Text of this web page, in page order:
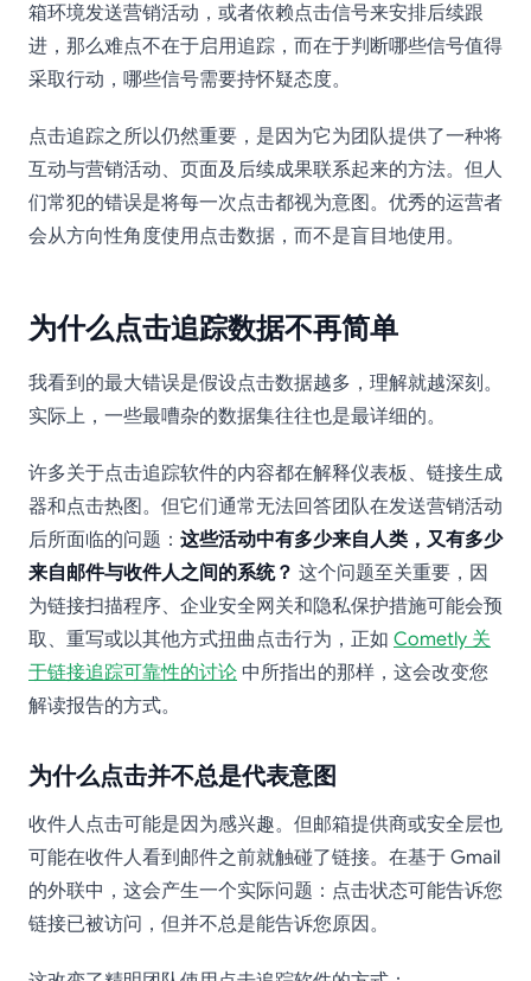
箱环境发送营销活动，或者依赖点击信号来安排后续跟
进，那么难点不在于启用追踪，而在于判断哪些信号值得
采取行动，哪些信号需要持怀疑态度。
点击追踪之所以仍然重要，是因为它为团队提供了一种将
互动与营销活动、页面及后续成果联系起来的方法。但人
们常犯的错误是将每一次点击都视为意图。优秀的运营者
会从方向性角度使用点击数据，而不是盲目地使用。
为什么点击追踪数据不再简单
我看到的最大错误是假设点击数据越多，理解就越深刻。
实际上，一些最嘈杂的数据集往往也是最详细的。
许多关于点击追踪软件的内容都在解释仪表板、链接生成
器和点击热图。但它们通常无法回答团队在发送营销活动
后所面临的问题： 这些活动中有多少来自人类，又有多少
来自邮件与收件人之间的系统？ 这个问题至关重要，因
为链接扫描程序、企业安全网关和隐私保护措施可能会预
取、重写或以其他方式扭曲点击行为，正如 Cometly 关
于链接追踪可靠性的讨论 中所指出的那样，这会改变您
解读报告的方式。
为什么点击并不总是代表意图
收件人点击可能是因为感兴趣。但邮箱提供商或安全层也
可能在收件人看到邮件之前就触碰了链接。在基于 Gmail
的外联中，这会产生一个实际问题：点击状态可能告诉您
链接已被访问，但并不总是能告诉您原因。